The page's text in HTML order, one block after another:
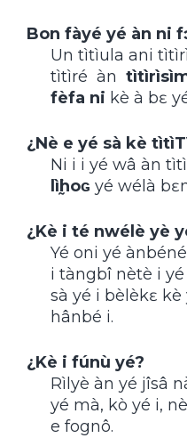
Bon fàyé yé àn ni
Un tìtìula ani
tìtìré àn
fèfa ni kè à bɛ
¿Nè e yé sà kè
Ni i i yé wâ àn
lìḭhoɢ yé wélà
¿Kè i té nwélè yè
Yé oni yé
i tàngbî nètè i
sà yé i bèlèkɛ kè
hânbé i.
¿Kè i fúnù yé?
Rìlyè àn yé jîsâ
yé mà, kò yé i,
e fognô.